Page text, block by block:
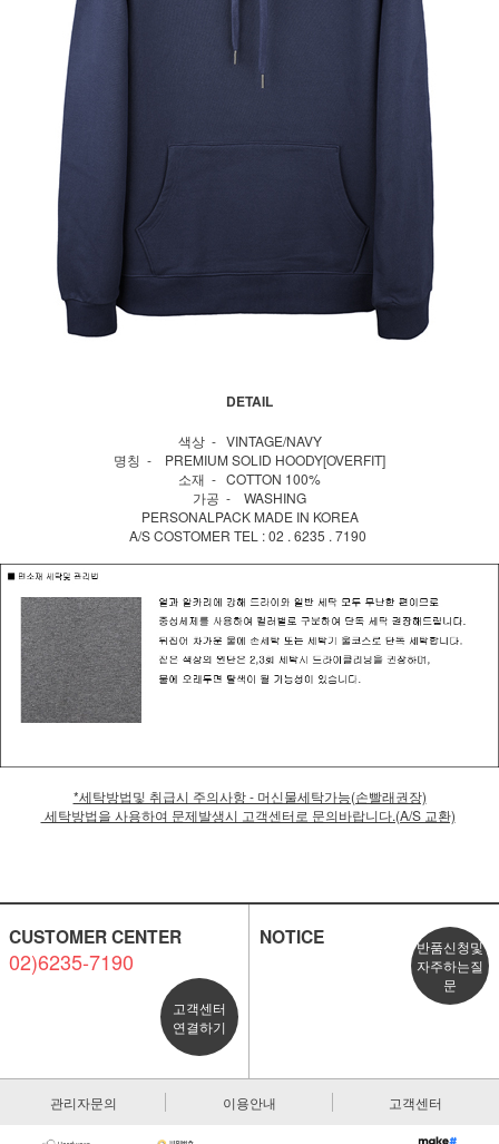
DETAIL
색상 - VINTAGE/NAVY
명칭 - PREMIUM SOLID HOODY[OVERFIT]
소재 - COTTON 100%
가공 - WASHING
PERSONALPACK MADE IN KOREA
A/S COSTOMER TEL : 02 . 6235 . 7190
*세탁방법및 취급시 주의사항 - 머신물세탁가능(손빨래권장)
세탁방법을 사용하여 문제발생시 고객센터로 문의바랍니다.(A/S 교환)
CUSTOMER CENTER
02)6235-7190
고객센터
연결하기
NOTICE
반품신청및
자주하는질
문
관리자문의 이용안내 고객센터